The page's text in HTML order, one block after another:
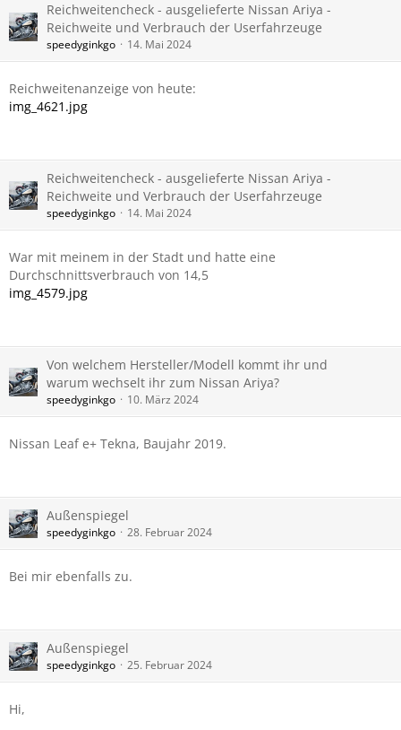
Reichweitencheck - ausgelieferte Nissan Ariya -
Reichweite und Verbrauch der Userfahrzeuge
speedyginkgo 14. Mai 2024
Reichweitenanzeige von heute:
img_4621.jpg
Reichweitencheck - ausgelieferte Nissan Ariya -
Reichweite und Verbrauch der Userfahrzeuge
speedyginkgo 14. Mai 2024
War mit meinem in der Stadt und hatte eine
Durchschnittsverbrauch von 14,5
img_4579.jpg
Von welchem Hersteller/Modell kommt ihr und
warum wechselt ihr zum Nissan Ariya?
speedyginkgo 10. März 2024
Nissan Leaf e+ Tekna, Baujahr 2019.
Außenspiegel
speedyginkgo 28. Februar 2024
Bei mir ebenfalls zu.
Außenspiegel
speedyginkgo 25. Februar 2024
Hi,